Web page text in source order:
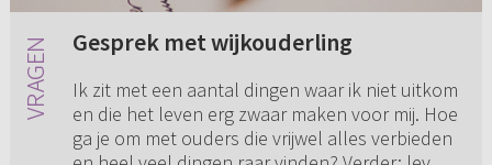
Gesprek met wijkouderling
Ik zit met een aantal dingen waar ik niet uitkom
en die het leven erg zwaar maken voor mij. Hoe
ga je om met ouders die vrijwel alles verbieden